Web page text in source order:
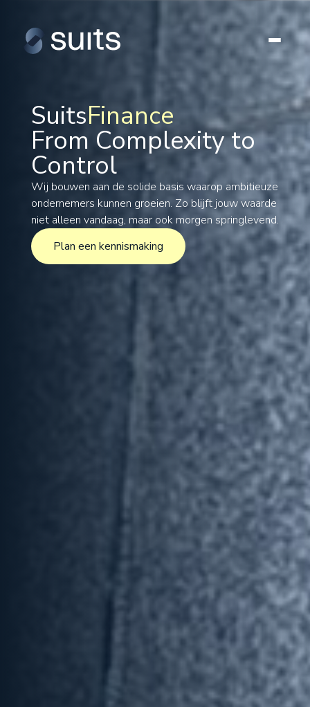
SuitsFinance
Tax
Legal
Formations
International
Projects
From Complexity to
Control
Wij bouwen aan de solide basis waarop ambitieuze
ondernemers kunnen groeien. Zo blijft jouw waarde
niet alleen vandaag, maar ook morgen springlevend.
Plan een kennismaking